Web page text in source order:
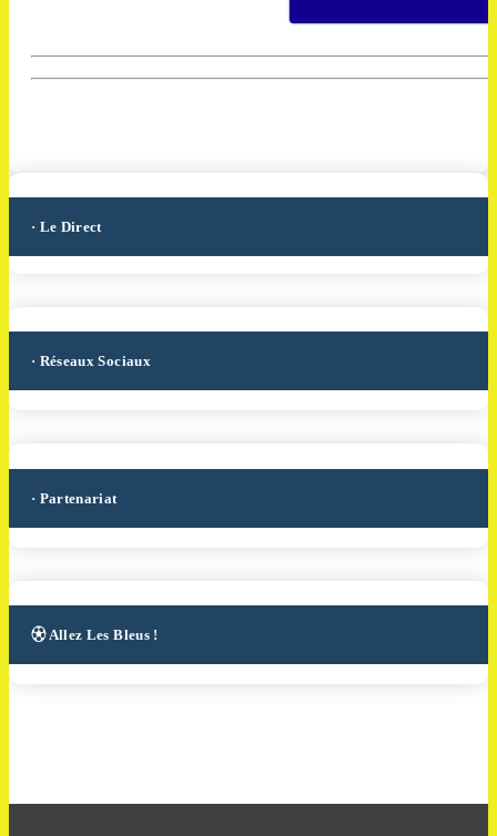
· Le Direct
· Réseaux Sociaux
· Partenariat
⚽︎ Allez Les Bleus !